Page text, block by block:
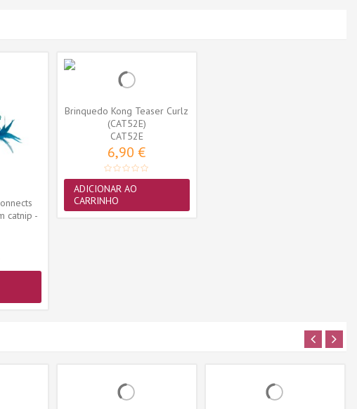
catnip -
Brinquedo Kong Teaser Curlz
(CAT52E)
CAT52E
6,90 €
ADICIONAR AO
CARRINHO